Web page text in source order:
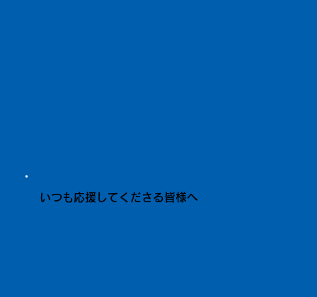
いつも応援してくださる皆様へ